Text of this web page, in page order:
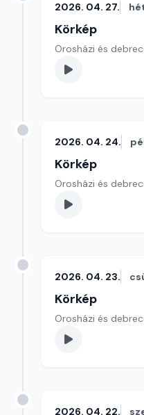
2026. 04. 27.
Körkép
Orosházi és
2026. 04. 24.
Körkép
Orosházi és
2026. 04. 23.
Körkép
Orosházi és
2026. 04. 22.